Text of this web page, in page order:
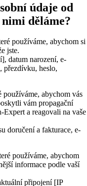
údaje od
děláme?
používáme, abychom si
jste.
datum narození, e-
přezdívku, heslo,
používáme, abychom vás
vám propagační
a reagovali na vaše
doručení a fakturace, e-
používáme, abychom
informace podle vaší
připojení [IP